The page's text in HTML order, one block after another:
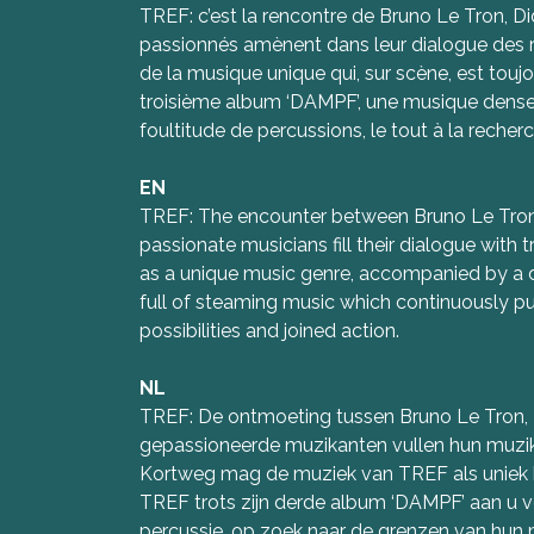
TREF: c’est la rencontre de Bruno Le Tron,
passionnés amènent dans leur dialogue des
de la musique unique qui, sur scène, est
troisième album ‘DAMPF’, une musique
foultitude de percussions, le tout à la
EN
TREF: The encounter between Bruno Le
passionate musicians fill their dialogue with
as a unique music genre, accompanied by a
full of steaming music which continuously
possibilities and joined action.
NL
TREF: De ontmoeting tussen Bruno Le
gepassioneerde muzikanten vullen hun
Kortweg mag de muziek van TREF als
TREF trots zijn derde album ‘DAMPF’ aan